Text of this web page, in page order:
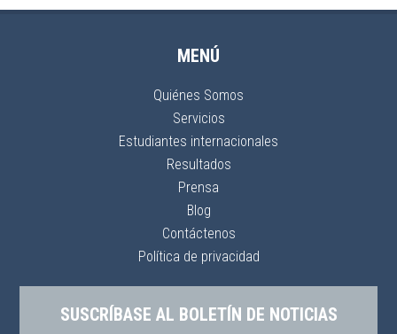
MENÚ
Quiénes Somos
Servicios
Estudiantes internacionales
Resultados
Prensa
Blog
Contáctenos
Política de privacidad
SUSCRÍBASE AL BOLETÍN DE NOTICIAS